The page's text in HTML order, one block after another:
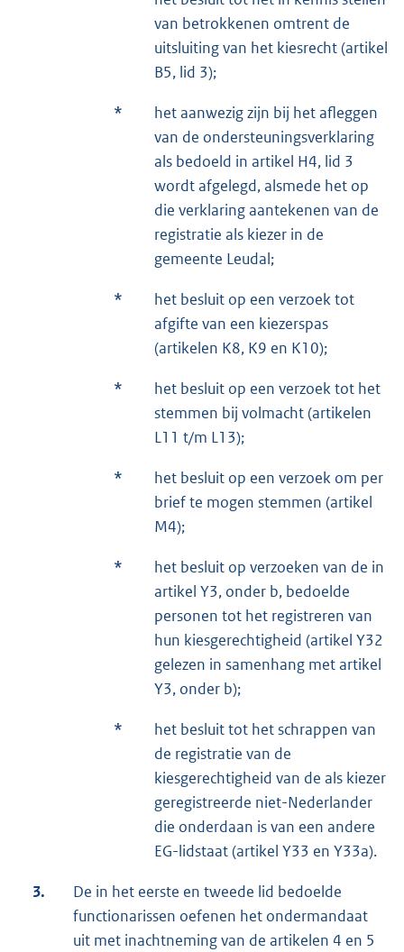
van betrokkenen omtrent de
uitsluiting van het kiesrecht (artikel
B5, lid 3);
*
het aanwezig zijn bij het afleggen
van de ondersteuningsverklaring
als bedoeld in artikel H4, lid 3
wordt afgelegd, alsmede het op
die verklaring aantekenen van de
registratie als kiezer in de
gemeente Leudal;
*
het besluit op een verzoek tot
afgifte van een kiezerspas
(artikelen K8, K9 en K10);
*
het besluit op een verzoek tot het
stemmen bij volmacht (artikelen
L11 t/m L13);
*
het besluit op een verzoek om per
brief te mogen stemmen (artikel
M4);
*
het besluit op verzoeken van de in
artikel Y3, onder b, bedoelde
personen tot het registreren van
hun kiesgerechtigheid (artikel Y32
gelezen in samenhang met artikel
Y3, onder b);
*
het besluit tot het schrappen van
de registratie van de
kiesgerechtigheid van de als kiezer
geregistreerde niet-Nederlander
die onderdaan is van een andere
EG-lidstaat (artikel Y33 en Y33a).
3.
De in het eerste en tweede lid bedoelde
functionarissen oefenen het ondermandaat
uit met inachtneming van de artikelen 4 en 5